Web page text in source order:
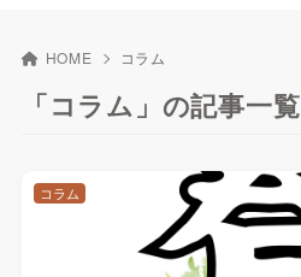
HOME コラム
「コラム」の記事一覧
コラム